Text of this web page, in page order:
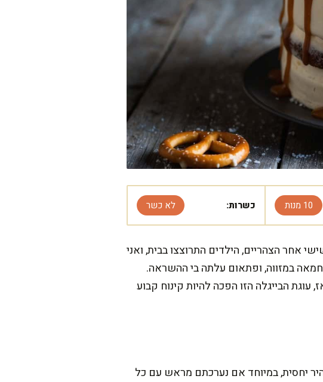
10 מנות כשרות: לא כשר
אחר הצהריים, הילדים התרוצצו בבית, ואני
במזווה, ופתאום עלתה בי ההשראה.
הבייגלה הזו הפכה להיות קינוח קבוע
מתכון מהיר יחסית, במיוחד אם נערכתם מראש עם כל